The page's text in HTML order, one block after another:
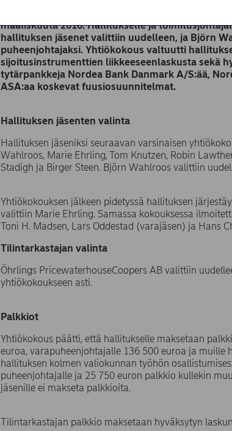
ja tase sekä päätettiin maksaa osinkoa 0,64
maaliskuuta 2016. Hallitukselle ja
hallituksen jäsenet valittiin uudelleen, ja Björn
puheenjohtajaksi. Yhtiökokous valtuutti
sijoitusinstrumenttien liikkeeseenlaskusta sekä
tytärpankkeja Nordea Bank Danmark A/S:ää,
ASA:aa koskevat fuusiosuunnitelmat.
Hallituksen jäsenten valinta
Hallituksen jäseniksi seuraavan varsinaisen
Wahlroos, Marie Ehrling, Tom Knutzen, Robin
Stadigh ja Birger Steen. Björn Wahlroos valittiin
Yhtiökokouksen jälkeen pidetyssä hallituksen
valittiin Marie Ehrling. Samassa kokouksessa
Toni H. Madsen, Lars Oddestad (varajäsen) ja Hans
Tilintarkastajan valinta
Öhrlings PricewaterhouseCoopers AB valittiin
yhtiökokoukseen asti.
Palkkiot
Yhtiökokous päätti, että hallitukselle maksetaan
euroa, varapuheenjohtajalle 136 500 euroa ja muille
hallituksen kolmen valiokunnan työhön
puheenjohtajalle ja 25 750 euron palkkio kullekin
jäsenille ei makseta palkkioita.
Tilintarkastajan palkkio maksetaan hyväksytyn